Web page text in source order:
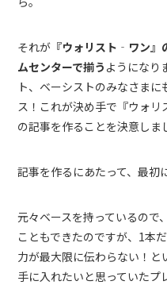
それが 『ウォリスト‐ワン』
ムセンターで揃う ようになり
ト、ベーシストのみなさま
ス！これが決め手で『ウォ
の記事を作ることを決意しま
記事を作るにあたって、最初
元々ベースを持っているので
こともできたのですが、1本
力が最大限に伝わらない！
手に入れたいと思っていたプ